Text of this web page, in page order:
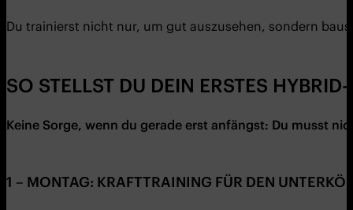
Du trainierst nicht nur, um gut auszusehen, sondern
SO STELLST DU DEIN ERSTES
Keine Sorge, wenn du gerade erst anfängst: Du musst
1 – MONTAG: KRAFTTRAINING FÜR DEN